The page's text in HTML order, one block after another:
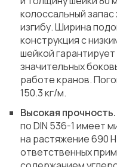
колоссальный
изгибу. Ширина
конструкция с
шейкой
значительных
работе кранов.
150.3 кг/м.
Высокая прочность.
по DIN 536-1 имеет
на растяжение 690
ответственных